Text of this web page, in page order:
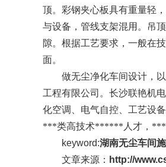
顶。彩钢夹心板具有重量轻
与设备，管线支架混用。吊
隙。根据工艺要求，一般在
面。
做无尘净化车间设计，以
工程有限公司。长沙联艳机
化空调、电气自控、工艺设
***类高技术******人才，***
keyword:湖南无尘车间
文章来源： http://